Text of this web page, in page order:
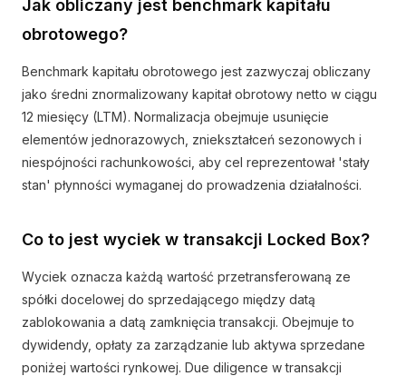
Jak obliczany jest benchmark kapitału
obrotowego?
Benchmark kapitału obrotowego jest zazwyczaj obliczany
jako średni znormalizowany kapitał obrotowy netto w ciągu
12 miesięcy (LTM). Normalizacja obejmuje usunięcie
elementów jednorazowych, zniekształceń sezonowych i
niespójności rachunkowości, aby cel reprezentował 'stały
stan' płynności wymaganej do prowadzenia działalności.
Co to jest wyciek w transakcji Locked Box?
Wyciek oznacza każdą wartość przetransferowaną ze
spółki docelowej do sprzedającego między datą
zablokowania a datą zamknięcia transakcji. Obejmuje to
dywidendy, opłaty za zarządzanie lub aktywa sprzedane
poniżej wartości rynkowej. Due diligence w transakcji